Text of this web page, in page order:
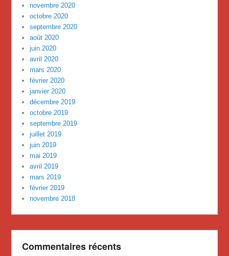
novembre 2020
octobre 2020
septembre 2020
août 2020
juin 2020
avril 2020
mars 2020
février 2020
janvier 2020
décembre 2019
octobre 2019
septembre 2019
juillet 2019
juin 2019
mai 2019
avril 2019
mars 2019
février 2019
novembre 2018
Commentaires récents